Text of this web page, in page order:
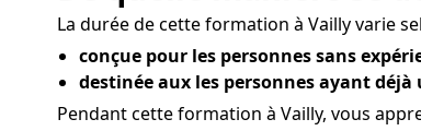
La durée de cette formation à Vailly varie
conçue pour les personnes sans
destinée aux les personnes ayant
Pendant cette formation à Vailly, vous